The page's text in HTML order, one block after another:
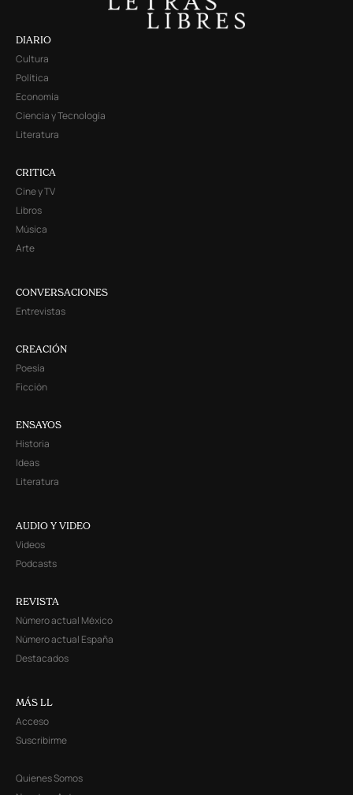
DIARIO
Cultura
Política
Economía
Ciencia y Tecnología
Literatura
CRITICA
Cine y TV
Libros
Música
Arte
CONVERSACIONES
Entrevistas
CREACIÓN
Poesía
Ficción
ENSAYOS
Historia
Ideas
Literatura
AUDIO Y VIDEO
Videos
Podcasts
REVISTA
Número actual México
Número actual España
Destacados
MÁS LL
Acceso
Suscribirme
Quienes Somos